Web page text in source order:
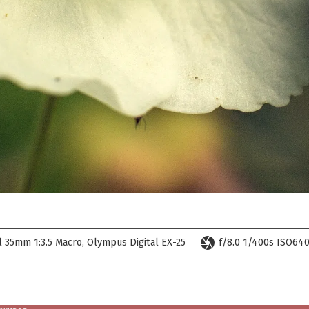
1:3.5 Macro Olympus Digital EX-25 camera f/8.0 1/400s